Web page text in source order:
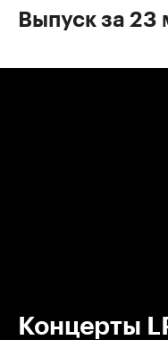
Выпуск за 23
Концерты